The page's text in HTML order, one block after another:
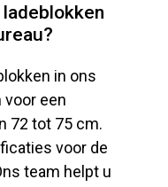
in ons
een
72 tot 75 cm.
voor de
team helpt u